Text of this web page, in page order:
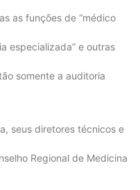
as funções de “médico
especializada” e outras
somente a auditoria
seus diretores técnicos e
Regional de Medicina